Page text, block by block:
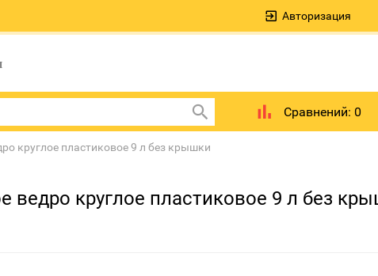
Авторизация
Сравнений: 0
круглое пластиковое 9 л без крышки
ведро круглое пластиковое 9 л без